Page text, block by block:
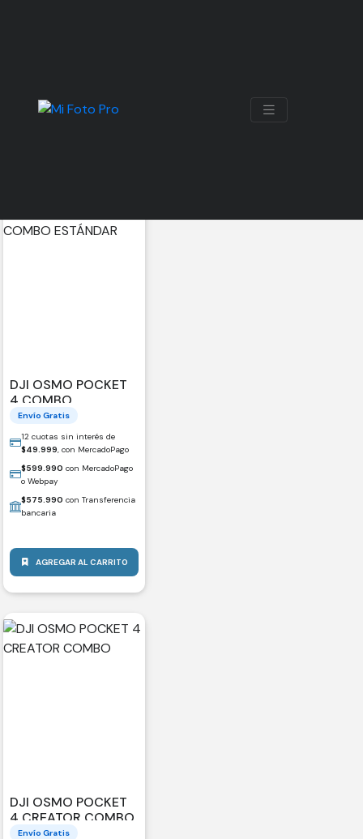
DJI OSMO POCKET
4 COMBO
ESTÁNDAR
Envío Gratis
12 cuotas sin interés de
$49.999, con MercadoPago
$599.990 con MercadoPago
o Webpay
$575.990 con Transferencia
bancaria
AGREGAR AL CARRITO
DJI OSMO POCKET
4 CREATOR COMBO
Envío Gratis